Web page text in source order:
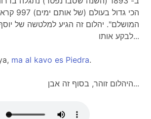
הכי גדול
המושלם". יהלום זה הגיע למלטשה של
לבקע אותו...
ma al kavo es Piedra.
היהלום זוהר, בסוף זה אבן...